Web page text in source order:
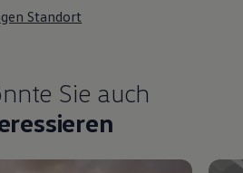
Standort
Sie auch